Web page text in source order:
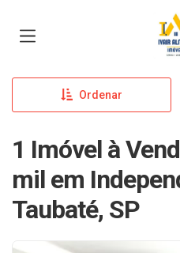
Ordenar
1 Imóvel à
mil em
Taubaté, SP